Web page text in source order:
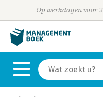
Op werkdagen voor